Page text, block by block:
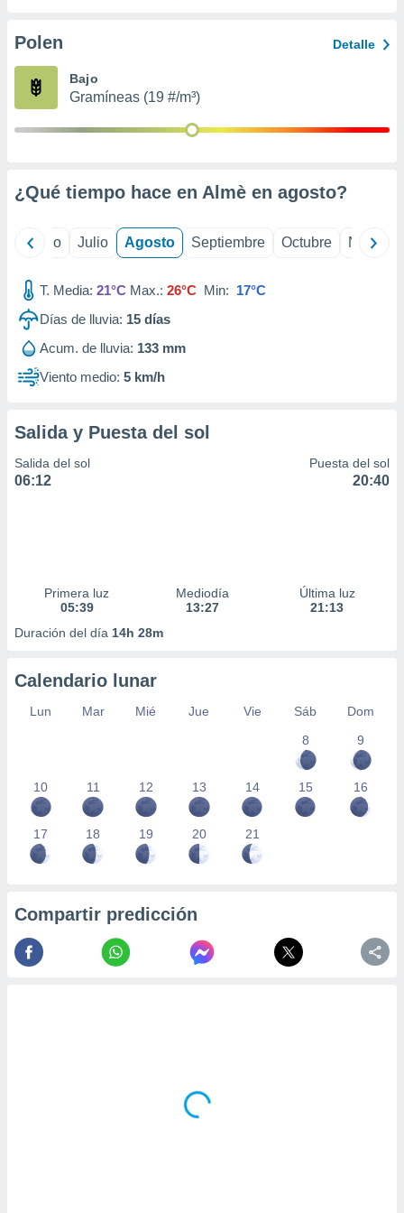
e
mediante
de
Polen Detalle
Bajo
Gramíneas (19 #/m³)
¿Qué tiempo hace en Almè en agosto?
Junio Julio Agosto Septiembre Octubre
T. Media: 21°C Max.: 26°C Min: 17°C
Días de lluvia: 15 días
Acum. de lluvia: 133 mm
Viento medio: 5 km/h
Salida y Puesta del sol
Salida del sol
06:12
Puesta del sol
20:40
Primera luz
05:39
Mediodía
13:27
Última luz
21:13
Duración del día 14h 28m
Calendario lunar
Lun Mar Mié Jue Vie Sáb
Dom
8
9
10 11 12 13 14 15 16
17 18 19 20 21
Compartir predicción